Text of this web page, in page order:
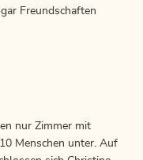
Freundschaften
nur Zimmer mit
Menschen unter. Auf